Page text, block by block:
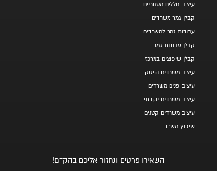
עיצוב חללים מסחריים
קבלן גמר משרדים
עבודות גמר למשרדים
קבלן עבודות גמר
קבלן שיפוצים במרכז
עיצוב משרדים הייטק
עיצוב פנים משרדים
עיצוב משרדים יוקרתי
עיצוב משרדים קטנים
שיפוץ משרד
השאירו פרטים ונחזור אליכם בהקדם!